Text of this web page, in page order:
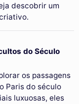
descobrir um
do Século
os passagens
Paris do século
luxuosas, eles